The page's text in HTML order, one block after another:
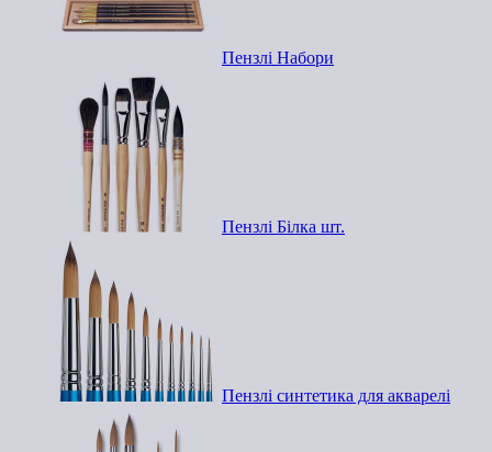
Пензлі Набори
Пензлі Білка шт.
Пензлі синтетика для акварелі